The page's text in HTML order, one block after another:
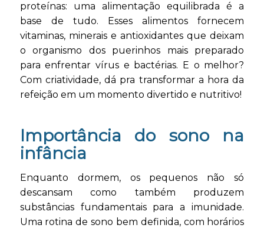
proteínas: uma alimentação equilibrada é a
base de tudo. Esses alimentos fornecem
vitaminas, minerais e antioxidantes que deixam
o organismo dos puerinhos mais preparado
para enfrentar vírus e bactérias. E o melhor?
Com criatividade, dá pra transformar a hora da
refeição em um momento divertido e nutritivo!
Importância do sono na
infância
Enquanto dormem, os pequenos não só
descansam como também produzem
substâncias fundamentais para a imunidade.
Uma rotina de sono bem definida, com horários